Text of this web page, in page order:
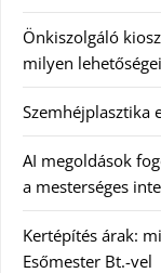
Önkiszolgáló
milyen
Szemhéjplasztika
AI megoldások
a mesterséges
Kertépítés árak:
Esőmester Bt.-vel